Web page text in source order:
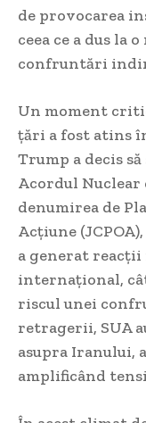
de provocarea
ceea ce a dus la
confruntări
Un moment
țări a fost atins
Trump a decis
Acordul Nuclear
denumirea de
Acțiune
a generat
internațional,
riscul unei
retragerii, SUA
asupra Iranului,
amplificând